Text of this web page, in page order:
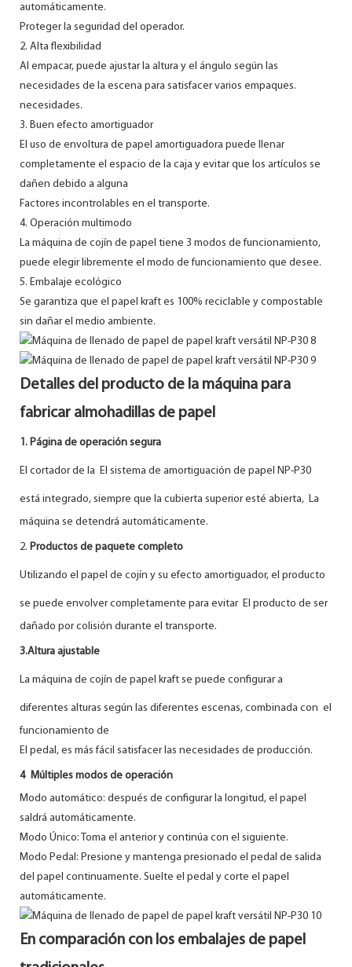
automáticamente.
Proteger la seguridad del operador.
2. Alta flexibilidad
Al empacar, puede ajustar la altura y el ángulo según las
necesidades de la escena para satisfacer varios empaques.
necesidades.
3. Buen efecto amortiguador
El uso de envoltura de papel amortiguadora puede llenar
completamente el espacio de la caja y evitar que los artículos se
dañen debido a alguna
Factores incontrolables en el transporte.
4. Operación multimodo
La máquina de cojín de papel tiene 3 modos de funcionamiento,
puede elegir libremente el modo de funcionamiento que desee.
5. Embalaje ecológico
Se garantiza que el papel kraft es 100% reciclable y compostable
sin dañar el medio ambiente.
Detalles del producto de la máquina para
fabricar almohadillas de papel
1. Página de operación segura
El cortador de la El sistema de amortiguación de papel NP-P30
está integrado, siempre que la cubierta superior esté abierta, La
máquina se detendrá automáticamente.
2. Productos de paquete completo
Utilizando el papel de cojín y su efecto amortiguador, el producto
se puede envolver completamente para evitar El producto de ser
dañado por colisión durante el transporte.
3.Altura ajustable
La máquina de cojín de papel kraft se puede configurar a
diferentes alturas según las diferentes escenas, combinada con el
funcionamiento de
El pedal, es más fácil satisfacer las necesidades de producción.
4 Múltiples modos de operación
Modo automático: después de configurar la longitud, el papel
saldrá automáticamente.
Modo Único: Toma el anterior y continúa con el siguiente.
Modo Pedal: Presione y mantenga presionado el pedal de salida
del papel continuamente. Suelte el pedal y corte el papel
automáticamente.
En comparación con los embalajes de papel